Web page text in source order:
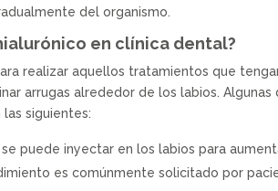
del organismo.
en clínica dental?
realizar aquellos tratamientos que
arrugas alrededor de los labios.
siguientes:
puede inyectar en los labios para
es comúnmente solicitado por